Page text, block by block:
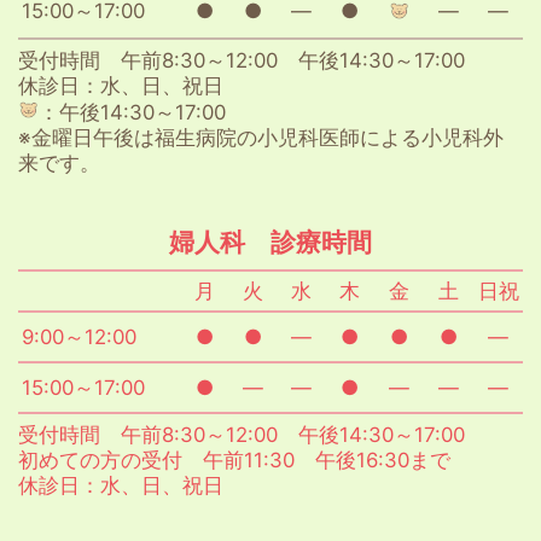
受付時間 午前8:30～12:00 午後14:30～17:00
休診日：水、日、祝日
：午後14:30～17:00
※金曜日午後は福生病院の小児科医師による小児科外
来です。
15:00～17:00 ● ● ― ● ― ―
婦人科 診療時間
受付時間 午前8:30～12:00 午後14:30～17:00
初めての方の受付 午前11:30 午後16:30まで
休診日：水、日、祝日
月 火 水 木 金 土
日祝
9:00～12:00
● ● ― ● ● ● ―
15:00～17:00 ● ― ― ● ― ― ―